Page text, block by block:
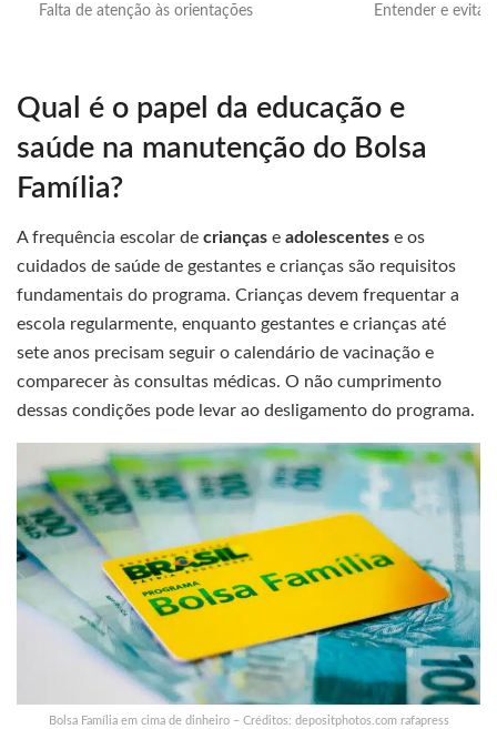
Falta de atenção às orientações Entender e evitar
Qual é o papel da educação e
saúde na manutenção do Bolsa
Família?
A frequência escolar de crianças e adolescentes e os
cuidados de saúde de gestantes e crianças são requisitos
fundamentais do programa. Crianças devem frequentar a
escola regularmente, enquanto gestantes e crianças até
sete anos precisam seguir o calendário de vacinação e
comparecer às consultas médicas. O não cumprimento
dessas condições pode levar ao desligamento do programa.
Bolsa Família em cima de dinheiro – Créditos: depositphotos.com rafapress